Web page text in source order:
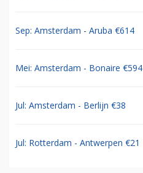
Sep: Amsterdam - Aruba €614
Mei: Amsterdam - Bonaire €594
Jul: Amsterdam - Berlijn €38
Jul: Rotterdam - Antwerpen €21